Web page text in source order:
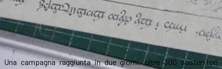
Una campagna raggiunta in due giorni, oltre 300 sostenitori